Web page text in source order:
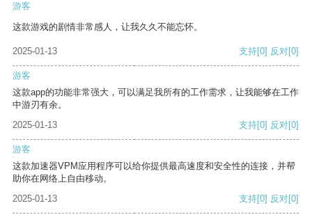
游客
这款游戏的剧情非常感人，让我久久不能忘怀。
2025-01-13 支持[0] 反对[0]
游客
这款app的功能非常强大，可以满足我所有的工作需求，让我能够在工作
中游刃有余。
2025-01-13
支持[0] 反对[0]
游客
这款加速器VPM应用程序可以给你提供最高速度和安全性的连接，并帮
助你在网络上自由移动。
2025-01-13
支持[0] 反对[0]